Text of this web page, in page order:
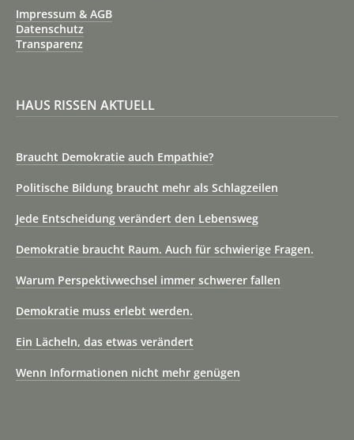
Impressum & AGB
Datenschutz
Transparenz
HAUS RISSEN AKTUELL
Braucht Demokratie auch Empathie?
Politische Bildung braucht mehr als Schlagzeilen
Jede Entscheidung verändert den Lebensweg
Demokratie braucht Raum. Auch für schwierige Fragen.
Warum Perspektivwechsel immer schwerer fallen
Demokratie muss erlebt werden.
Ein Lächeln, das etwas verändert
Wenn Informationen nicht mehr genügen